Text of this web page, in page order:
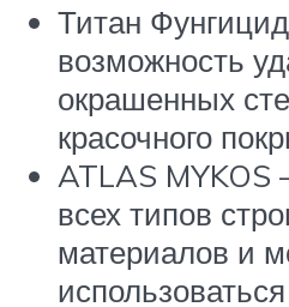
Титан
возможность
окрашенных
красочного
ATLAS MYKOS
всех типов
материалов и